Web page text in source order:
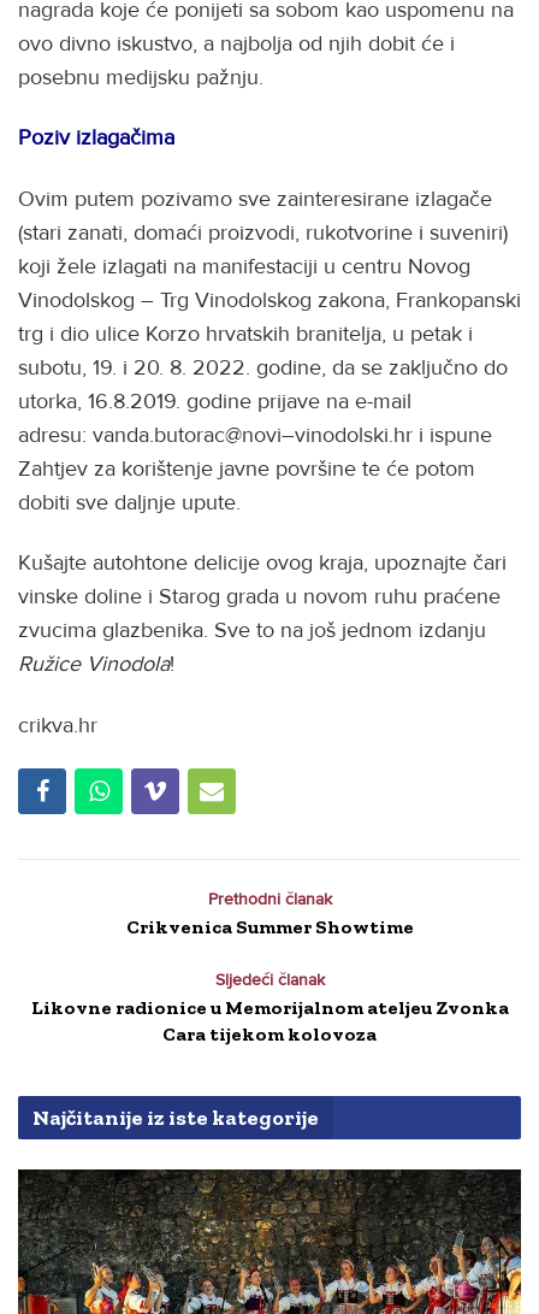
nagrada koje će ponijeti sa sobom kao uspomenu na
ovo divno iskustvo, a najbolja od njih dobit će i
posebnu medijsku pažnju.
Poziv izlagačima
Ovim putem pozivamo sve zainteresirane izlagače
(stari zanati, domaći proizvodi, rukotvorine i suveniri)
koji žele izlagati na manifestaciji u centru Novog
Vinodolskog – Trg Vinodolskog zakona, Frankopanski
trg i dio ulice Korzo hrvatskih branitelja, u petak i
subotu, 19. i 20. 8. 2022. godine, da se zaključno do
utorka, 16.8.2019. godine prijave na e-mail
adresu: vanda.butorac@novi–vinodolski.hr i ispune
Zahtjev za korištenje javne površine te će potom
dobiti sve daljnje upute.
Kušajte autohtone delicije ovog kraja, upoznajte čari
vinske doline i Starog grada u novom ruhu praćene
zvucima glazbenika. Sve to na još jednom izdanju
Ružice Vinodola!
crikva.hr
Prethodni članak
Crikvenica Summer Showtime
Sljedeći članak
Likovne radionice u Memorijalnom ateljeu Zvonka
Cara tijekom kolovoza
Najčitanije iz iste kategorije